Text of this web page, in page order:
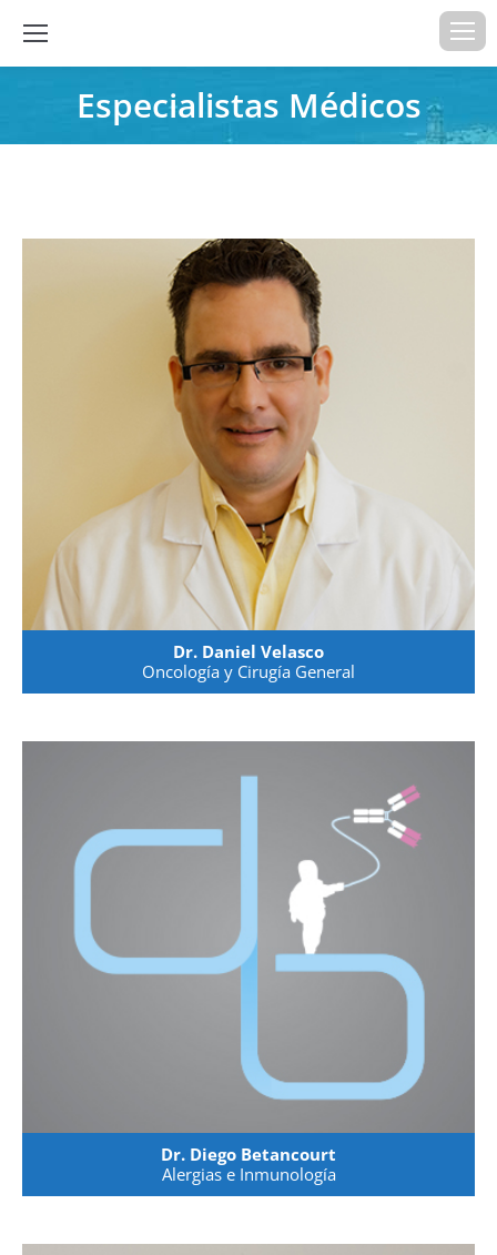
Especialistas Médicos
Estás aquí:
Dr. Daniel Velasco
Oncología y Cirugía General
Dr. Diego Betancourt
Alergias e Inmunología